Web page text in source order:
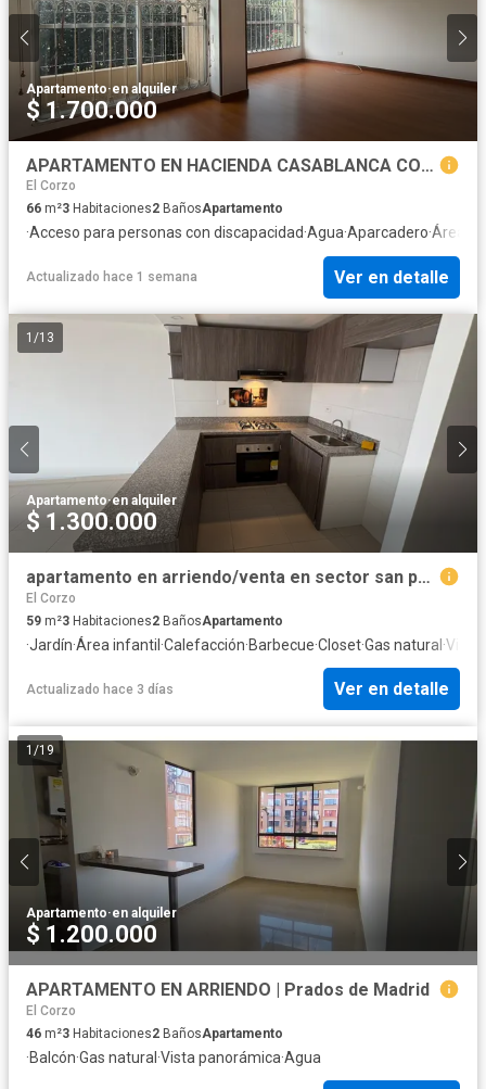
Apartamento·en alquiler
$ 1.700.000
APARTAMENTO EN HACIENDA CASABLANCA CON PARQUEADERO PROPIO - PRIMER PISO
El Corzo
66 m²3 Habitaciones2 BañosApartamento
·Acceso para personas con discapacidad·Agua·Aparcadero·Área
Actualizado hace 1 semana Ver en detalle
1 /13
Apartamento·en alquiler
$ 1.300.000
apartamento en arriendo/venta en sector san pedro. Cod A1001203
El Corzo
59 m²3 Habitaciones2 BañosApartamento
·Jardín·Área infantil ·Calefacción·Barbecue·Closet·Gas natural ·Vista
Actualizado hace 3 días Ver en detalle
1 /19
Apartamento·en alquiler
$ 1.200.000
APARTAMENTO EN ARRIENDO | Prados de Madrid
El Corzo
46 m²3 Habitaciones2 BañosApartamento
·Balcón·Gas natural·Vista panorámica·Agua